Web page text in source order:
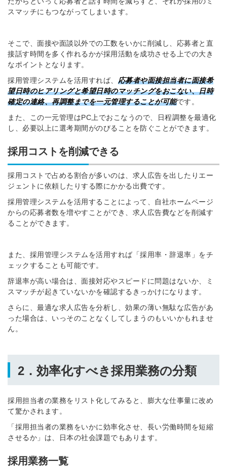
スマッチにもつながってしまいます。
そこで、面接や面談以外での工数をいかに削減し、応募者と直
接話す時間を多く作れるかが採用活動を成功させる上での大き
なポイントとなります。
採用管理システムを活用すれば、 応募者や面接担当者に面接希
望日時のヒアリングと希望日時のマッチングをおこない、日時
確定の連絡、再調整までを一元管理することが可能です。
また、この一元管理はPC上でおこなうので、日程調整を最適化
し、必要以上に選考期間がのびることを防ぐことができます。
採用コストを削減できる
採用コストで占める割合が多いのは、求人広告を出したりエー
ジェントに依頼したりする際にかかる出費です。
採用管理システムを活用することによって、自社ホームページ
からの応募者数を増やすことができ、求人広告費などを削減す
ることができます。
また、採用管理システムを活用すれば「採用率・辞退率」をチ
ェックすることも可能です。
辞退率が高い場合は、面接対応やスピードに問題はないか、ミ
スマッチが起きていないかを確認するきっかけになります。
さらに、最適な求人広告を分析し、効果の薄い無駄な広告があ
った場合は、いっそのことなくしてしまうのもいいかもれませ
ん。
2．効率化すべき採用業務の分類
採用担当者の業務をリスト化してみると、膨大な仕事量に改め
て驚かされます。
「採用担当者の業務をいかに効率化させ、長い労働時間を短縮
させるか」は、日本の社会課題でもあります。
採用業務一覧